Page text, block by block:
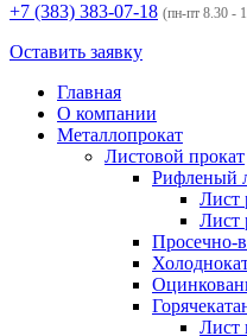
+7 (383) 383-07-18 (пн-пт 8.30 -
Оставить заявку
Главная
О компании
Металлопрокат
Листовой прокат
Рифленый
Лист
Лист
Просечно-
Лист